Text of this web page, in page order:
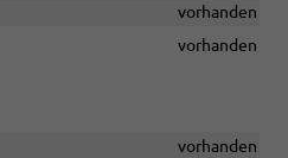
vorhanden
vorhanden
vorhanden